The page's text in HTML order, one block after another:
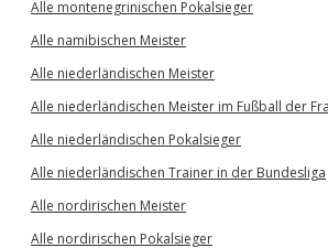
Alle montenegrinischen Pokalsieger
Alle namibischen Meister
Alle niederländischen Meister
Alle niederländischen Meister im Fußball der
Alle niederländischen Pokalsieger
Alle niederländischen Trainer in der Bundesliga
Alle nordirischen Meister
Alle nordirischen Pokalsieger